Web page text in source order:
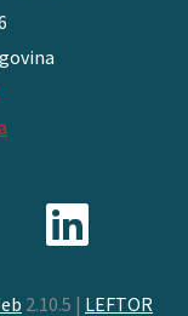
2.10.5 | LEFTOR